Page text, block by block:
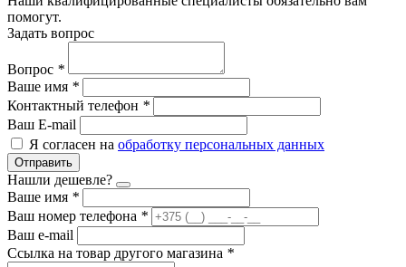
помогут.
Задать вопрос
Вопрос *
Ваше имя *
Контактный телефон *
Ваш E-mail
Я согласен на обработку персональных данных
Отправить
Нашли дешевле?
Ваше имя *
Ваш номер телефона *
Ваш e-mail
Ссылка на товар другого магазина *